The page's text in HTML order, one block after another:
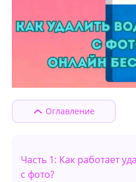
Оглавление
Часть 1: Как работает
c фото?